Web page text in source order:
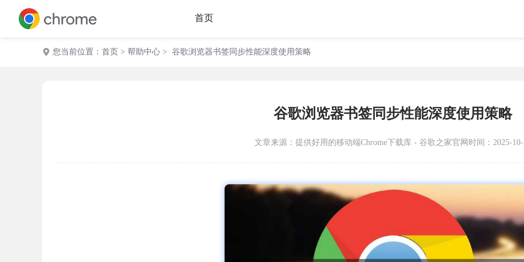
首页
您当前位置： 首页 > 帮助中心 > 谷歌浏览器书签同步性能深度使用策略
谷歌浏览器书签同步性能深度使用策略
文章来源： 提供好用的移动端Chrome下载库 - 谷歌之家官网 时间：2025-